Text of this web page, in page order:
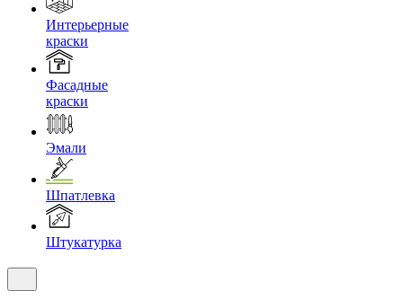
Интерьерные
краски
Фасадные
краски
Эмали
Шпатлевка
Штукатурка